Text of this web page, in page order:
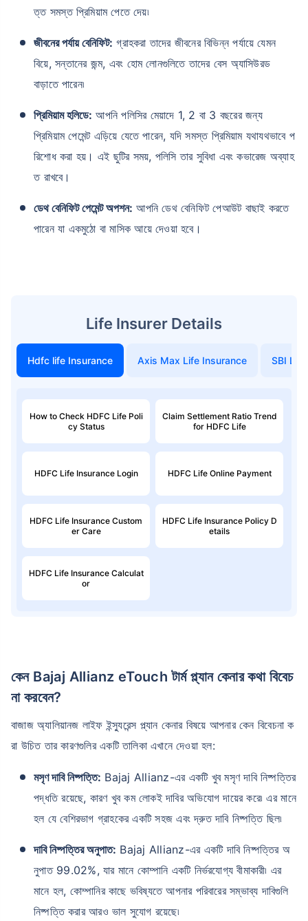
ত্ত সমস্ত প্রিমিয়াম পেতে দেয়৷
জীবনের পর্যায় বেনিফিট: গ্রাহকরা তাদের জীবনের বিভিন্ন পর্যায়ে যেমন
বিয়ে, সন্তানের জন্ম, এবং হোম লোনগুলিতে তাদের বেস অ্যাসিউরড
বাড়াতে পারেন৷
প্রিমিয়াম হলিডে: আপনি পলিসির মেয়াদে 1, 2 বা 3 বছরের জন্য
প্রিমিয়াম পেমেন্ট এড়িয়ে যেতে পারেন, যদি সমস্ত প্রিমিয়াম যথাযথভাবে প
রিশোধ করা হয়। এই ছুটির সময়, পলিসি তার সুবিধা এবং কভারেজ অব্যাহ
ত রাখবে।
ডেথ বেনিফিট পেমেন্ট অপশন: আপনি ডেথ বেনিফিট পেআউট বাছাই করতে
পারেন যা একমুঠো বা মাসিক আয়ে দেওয়া হবে।
Life Insurer Details
Hdfc life Insurance Axis Max Life Insurance SBI
How to Check HDFC Life Poli
cy Status
Claim Settlement Ratio Trend
for HDFC Life
HDFC Life Insurance Login HDFC Life Online Payment
HDFC Life Insurance Custom
er Care
HDFC Life Insurance Policy D
etails
HDFC Life Insurance Calculat
or
কেন Bajaj Allianz eTouch টার্ম প্ল্যান কেনার কথা বিবেচ
না করবেন?
বাজাজ অ্যালিয়ানজ লাইফ ইন্স্যুরেন্স প্ল্যান কেনার বিষয়ে আপনার কেন বিবেচনা ক
রা উচিত তার কারণগুলির একটি তালিকা এখানে দেওয়া হল:
মসৃণ দাবি নিষ্পত্তি: Bajaj Allianz-এর একটি খুব মসৃণ দাবি নিষ্পত্তির
পদ্ধতি রয়েছে, কারণ খুব কম লোকই দাবির অভিযোগ দায়ের করে৷ এর মানে
হল যে বেশিরভাগ গ্রাহকের একটি সহজ এবং দ্রুত দাবি নিষ্পত্তি ছিল৷
দাবি নিষ্পত্তির অনুপাত: Bajaj Allianz-এর একটি দাবি নিষ্পত্তির অ
নুপাত 99.02%, যার মানে কোম্পানি একটি নির্ভরযোগ্য বীমাকারী৷ এর
মানে হল, কোম্পানির কাছে ভবিষ্যতে আপনার পরিবারের সম্ভাব্য দাবিগুলি
নিষ্পত্তি করার আরও ভাল সুযোগ রয়েছে৷
₹ ১,৩৭৬/মাস *
সঠিক প্ল্যান বেছে নিন
*৪৩৪/মাস হল ১ কোটির টার্ম লাইফ ইন্স্যুরেন্সের শুরুর দাম — ধূমপান না করা, পূর্ব-বিদ্যমান কোনো রোগ নেই এমন ব্যক্তির জন্য, ৩৬
বছর বয়স পর্যন্ত কভার। *₹৬৩০/মাস হল ১ কোটির টার্ম লাইফ ইন্স্যুরেন্সের শুরুর দাম — ধূমপান না করা, পূর্ব-বিদ্যমান কোনো রোগ নেই